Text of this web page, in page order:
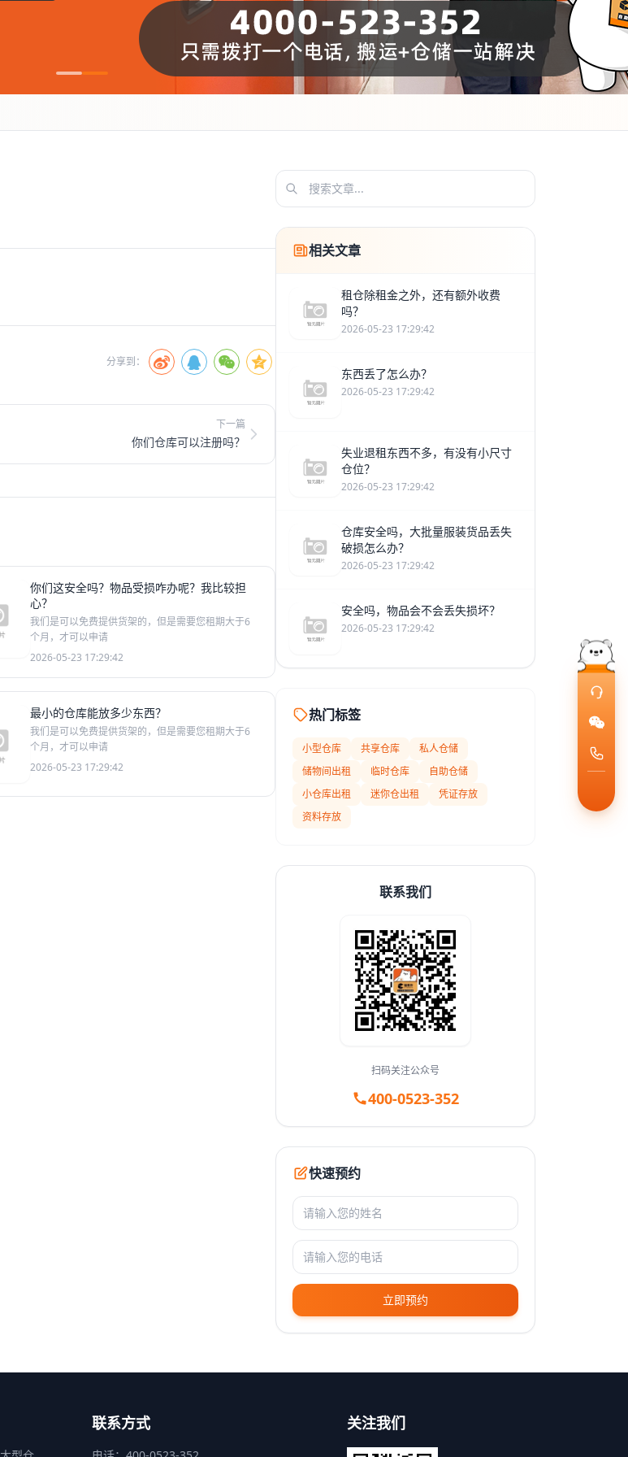
分享到：
下一篇
你们仓库可以注册吗？
你们这安全吗？物品受损咋办呢？我比较担
心？
我们是可以免费提供货架的，但是需要您租期大于6
个月，才可以申请
2026-05-23 17:29:42
最小的仓库能放多少东西？
我们是可以免费提供货架的，但是需要您租期大于6
个月，才可以申请
2026-05-23 17:29:42
相关文章
租仓除租金之外，还有额外收费
吗？
2026-05-23 17:29:42
东西丢了怎么办？
2026-05-23 17:29:42
失业退租东西不多，有没有小尺寸
仓位？
2026-05-23 17:29:42
仓库安全吗，大批量服装货品丢失
破损怎么办？
2026-05-23 17:29:42
安全吗，物品会不会丢失损坏？
2026-05-23 17:29:42
热门标签
小型仓库 共享仓库
私人仓储
储物间出租
临时仓库
自助仓储
小仓库出租
迷你仓出租
凭证存放
资料存放
联系我们
扫码关注公众号
400-0523-352
快速预约
立即预约
联系方式 关注我们